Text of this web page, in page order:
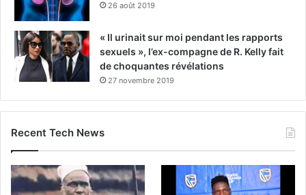
26 août 2019
« Il urinait sur moi pendant les rapports
sexuels », l’ex-compagne de R. Kelly fait
de choquantes révélations
27 novembre 2019
Recent Tech News